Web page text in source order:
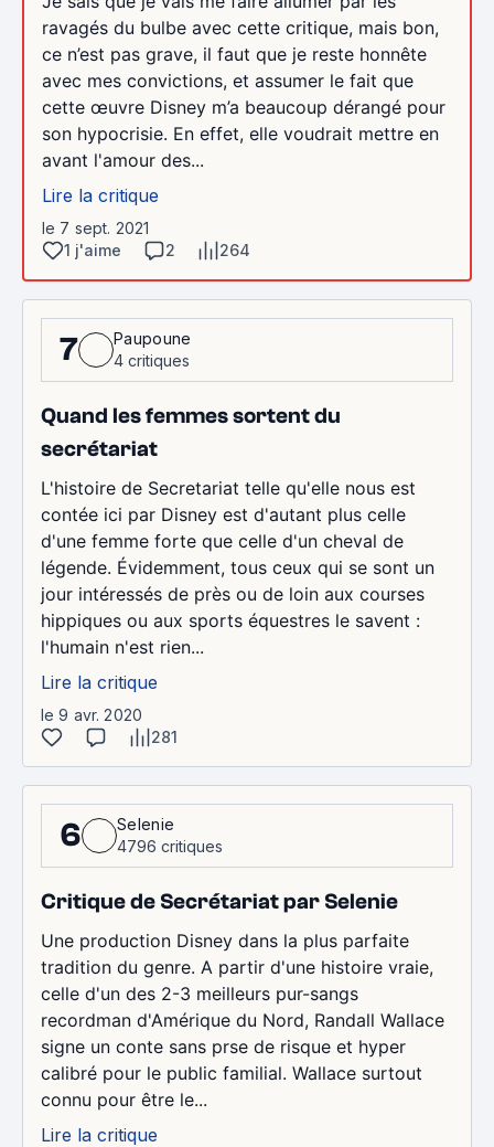
ravagés du bulbe avec cette critique, mais bon,
ce n’est pas grave, il faut que je reste honnête
avec mes convictions, et assumer le fait que
cette œuvre Disney m’a beaucoup dérangé pour
son hypocrisie. En effet, elle voudrait mettre en
avant l'amour des...
Lire la critique
le 7 sept. 2021
1 j'aime
2 264
7
Paupoune
4 critiques
Quand les femmes sortent du
secrétariat
L'histoire de Secretariat telle qu'elle nous est
contée ici par Disney est d'autant plus celle
d'une femme forte que celle d'un cheval de
légende. Évidemment, tous ceux qui se sont un
jour intéressés de près ou de loin aux courses
hippiques ou aux sports équestres le savent :
l'humain n'est rien...
Lire la critique
le 9 avr. 2020
281
6
Selenie
4796 critiques
Critique de Secrétariat par Selenie
Une production Disney dans la plus parfaite
tradition du genre. A partir d'une histoire vraie,
celle d'un des 2-3 meilleurs pur-sangs
recordman d'Amérique du Nord, Randall Wallace
signe un conte sans prse de risque et hyper
calibré pour le public familial. Wallace surtout
connu pour être le...
Lire la critique